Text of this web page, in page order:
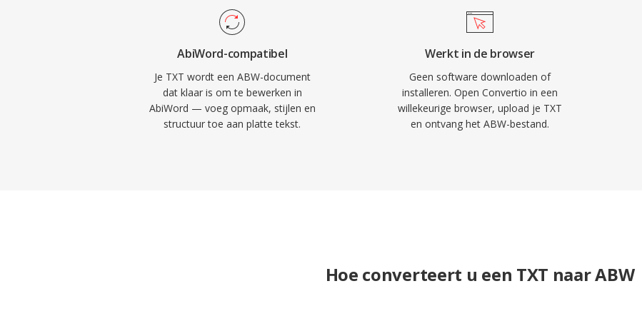
AbiWord-compatibel
Je TXT wordt een ABW-document
dat klaar is om te bewerken in
AbiWord — voeg opmaak, stijlen en
structuur toe aan platte tekst.
Werkt in de browser
Geen software downloaden of
installeren. Open Convertio in een
willekeurige browser, upload je TXT
en ontvang het ABW-bestand.
Hoe converteert u een TXT naar ABW